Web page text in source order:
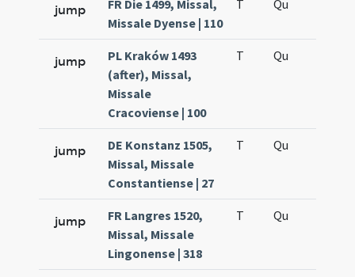
jump
FR Die 1499, Missal,
Missale Dyense | 110
T Qu
jump
PL Kraków 1493
(after), Missal,
Missale
Cracoviense | 100
T Qu
jump
DE Konstanz 1505,
Missal, Missale
Constantiense | 27
T Qu
jump
FR Langres 1520,
Missal, Missale
Lingonense | 318
T Qu